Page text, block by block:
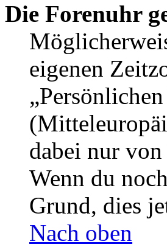
Die Forenuhr
eigenen
dabei nur
Wenn du
Grund, dies
Nach oben